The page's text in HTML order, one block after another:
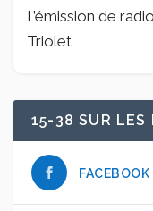
L’émission de
Triolet
15-38 SUR LES
FACEBOOK